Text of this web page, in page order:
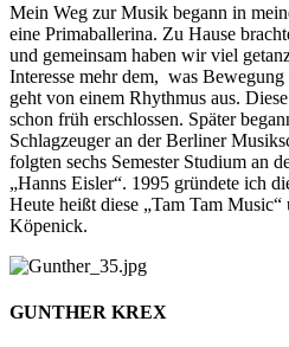
Mein Weg zur Musik begann in
eine Primaballerina. Zu Hause
und gemeinsam haben wir viel
Interesse mehr dem, was
geht von einem Rhythmus aus.
schon früh erschlossen. Später
Schlagzeuger an der Berliner
folgten sechs Semester Studium an
„Hanns Eisler“. 1995 gründete ich
Heute heißt diese „Tam Tam
Köpenick.
GUNTHER KREX